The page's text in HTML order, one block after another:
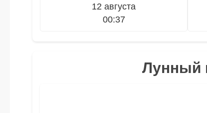
12 августа
00:37
Лунный